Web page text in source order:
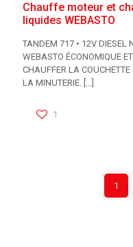
Chauffe moteur et
liquides WEBASTO
TANDEM 717 • 12V DIESEL
WEBASTO ÉCONOMIQUE
CHAUFFER LA
LA MINUTERIE. […]
1
1